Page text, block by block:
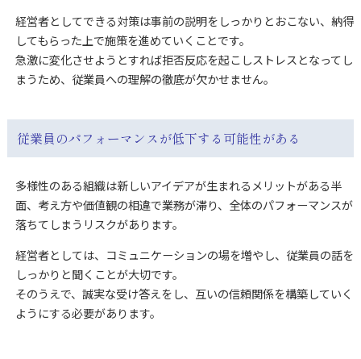
経営者としてできる対策は事前の説明をしっかりとおこない、納得
してもらった上で施策を進めていくことです。
急激に変化させようとすれば拒否反応を起こしストレスとなってし
まうため、従業員への理解の徹底が欠かせません。
従業員のパフォーマンスが低下する可能性がある
多様性のある組織は新しいアイデアが生まれるメリットがある半
面、考え方や価値観の相違で業務が滞り、全体のパフォーマンスが
落ちてしまうリスクがあります。
経営者としては、コミュニケーションの場を増やし、従業員の話を
しっかりと聞くことが大切です。
そのうえで、誠実な受け答えをし、互いの信頼関係を構築していく
ようにする必要があります。